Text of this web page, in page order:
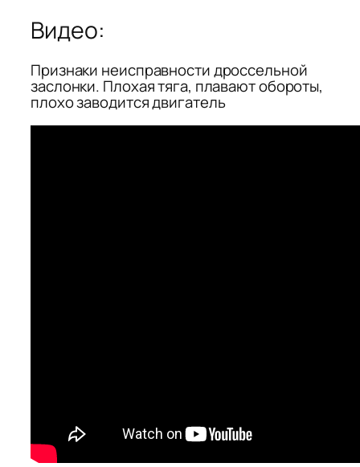
Видео:
Признаки неисправности дроссельной
заслонки. Плохая тяга, плавают обороты,
плохо заводится двигатель